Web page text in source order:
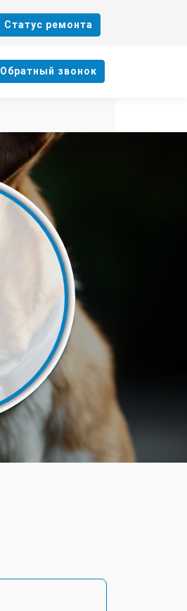
Cтатус ремонта
Oбратный звонок